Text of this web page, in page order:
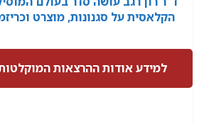
הקלאסית על סגנונות, מוצרט
למידע אודות ההרצאות